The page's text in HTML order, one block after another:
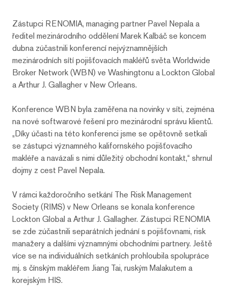
Zástupci RENOMIA, managing partner Pavel Nepala a
ředitel mezinárodního oddělení Marek Kalbáč se koncem
dubna zúčastnili konferencí nejvýznamnějších
mezinárodních sítí pojišťovacích makléřů světa Worldwide
Broker Network (WBN) ve Washingtonu a Lockton Global
a Arthur J. Gallagher v New Orleans.
Konference WBN byla zaměřena na novinky v síti, zejména
na nové softwarové řešení pro mezinárodní správu klientů.
„Díky účasti na této konferenci jsme se opětovně setkali
se zástupci významného kalifornského pojišťovacího
makléře a navázali s nimi důležitý obchodní kontakt,“ shrnul
dojmy z cest Pavel Nepala.
V rámci každoročního setkání The Risk Management
Society (RIMS) v New Orleans se konala konference
Lockton Global a Arthur J. Gallagher. Zástupci RENOMIA
se zde zúčastnili separátních jednání s pojišťovnami, risk
manažery a dalšími významnými obchodními partnery. Ještě
více se na individuálních setkáních prohloubila spolupráce
mj. s čínským makléřem Jiang Tai, ruským Malakutem a
korejským HIS.